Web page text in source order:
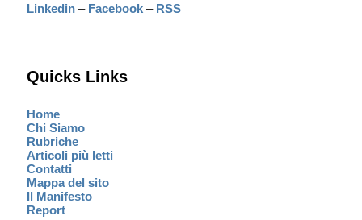
Linkedin – Facebook – RSS
Quicks Links
Home
Chi Siamo
Rubriche
Articoli più letti
Contatti
Mappa del sito
Il Manifesto
Report